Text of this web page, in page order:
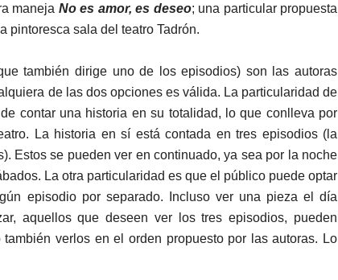
maneja No es amor, es deseo; una particular propuesta
pintoresca sala del teatro Tadrón.
también dirige uno de los episodios) son las autoras
de las dos opciones es válida. La particularidad de
contar una historia en su totalidad, lo que conlleva por
La historia en sí está contada en tres episodios (la
Estos se pueden ver en continuado, ya sea por la noche
La otra particularidad es que el público puede optar
episodio por separado. Incluso ver una pieza el día
aquellos que deseen ver los tres episodios, pueden
verlos en el orden propuesto por las autoras. Lo